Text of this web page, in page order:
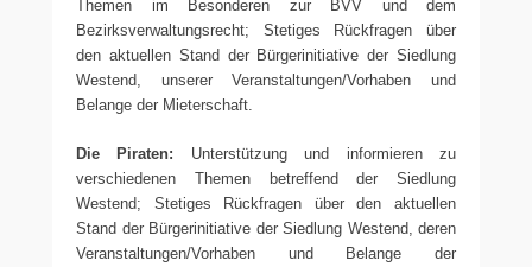
Themen im Besonderen zur BVV und dem
Bezirksverwaltungsrecht; Stetiges Rückfragen über
den aktuellen Stand der Bürgerinitiative der Siedlung
Westend, unserer Veranstaltungen/Vorhaben und
Belange der Mieterschaft.
Die Piraten: Unterstützung und informieren zu
verschiedenen Themen betreffend der Siedlung
Westend; Stetiges Rückfragen über den aktuellen
Stand der Bürgerinitiative der Siedlung Westend, deren
Veranstaltungen/Vorhaben und Belange der